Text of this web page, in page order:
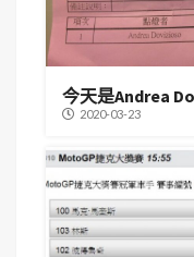
今天是Andrea
2020-03-23